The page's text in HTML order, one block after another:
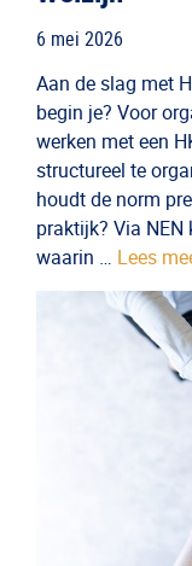
6 mei 2026
Aan de slag met
begin je? Voor
werken met een
structureel te
houdt de norm
praktijk? Via
waarin … Lees